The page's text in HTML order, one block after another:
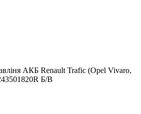
АКБ Renault Trafic (Opel Vivaro,
Б/В